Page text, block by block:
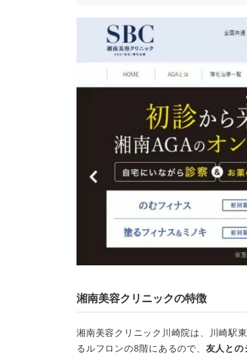
湘南美容クリニックの特徴
湘南美容クリニック川崎院は、川崎駅
るルフロンの8階にあるので、 友人との